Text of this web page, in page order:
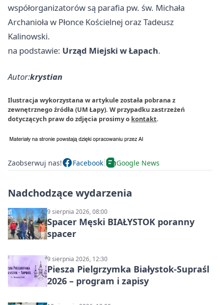
współorganizatorów są parafia pw. św. Michała
Archanioła w Płonce Kościelnej oraz Tadeusz
Kalinowski.
na podstawie: Urząd Miejski w Łapach.
Autor:krystian
Ilustracja wykorzystana w artykule została pobrana z
zewnętrznego źródła (UM Łapy). W przypadku zastrzeżeń
dotyczących praw do zdjęcia prosimy o kontakt.
Zaobserwuj nas! Facebook Google News
Nadchodzące wydarzenia
9 sierpnia 2026, 08:00
Spacer Męski BIAŁYSTOK poranny
spacer
9 sierpnia 2026, 12:30
Piesza Pielgrzymka Białystok-Supraśl
2026 – program i zapisy